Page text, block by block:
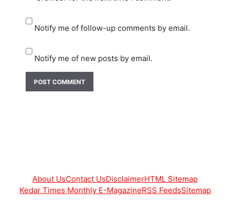
Notify me of follow-up comments by email.
Notify me of new posts by email.
About UsContact UsDisclaimerHTML Sitemap
Kedar Times Monthly E-MagazineRSS FeedsSitemap